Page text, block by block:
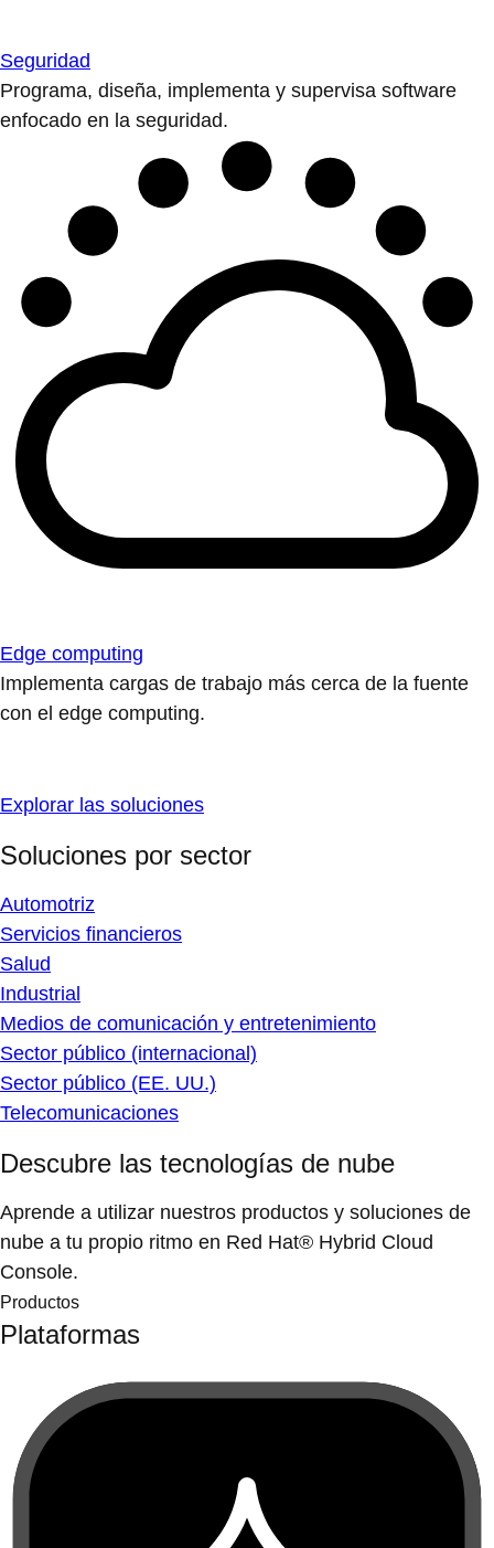
Seguridad
Programa, diseña, implementa y supervisa software
enfocado en la seguridad.
Edge computing
Implementa cargas de trabajo más cerca de la fuente
con el edge computing.
Explorar las soluciones
Soluciones por sector
Automotriz
Servicios financieros
Salud
Industrial
Medios de comunicación y entretenimiento
Sector público (internacional)
Sector público (EE. UU.)
Telecomunicaciones
Descubre las tecnologías de nube
Aprende a utilizar nuestros productos y soluciones de
nube a tu propio ritmo en Red Hat® Hybrid Cloud
Console.
Productos
Plataformas